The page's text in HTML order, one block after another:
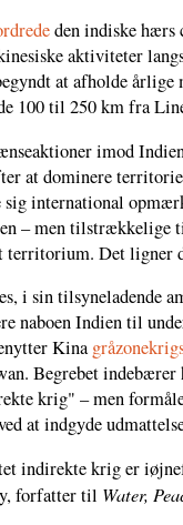
den indiske hærs
aktiviteter
at afholde årlige
100 til 250 km fra
imod
at dominere
international
– men tilstrækkelige
territorium. Det ligner
i sin tilsyneladende
naboen Indien til
Kina
Begrebet
krig" – men
at indgyde
indirekte krig er
forfatter til Water,